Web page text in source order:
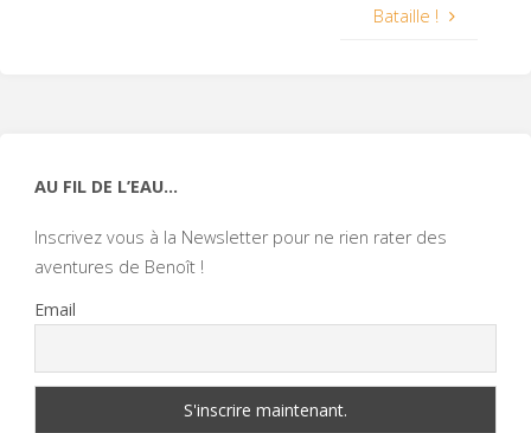
Bataille !
AU FIL DE L’EAU…
Inscrivez vous à la Newsletter pour ne rien rater des
aventures de Benoît !
Email